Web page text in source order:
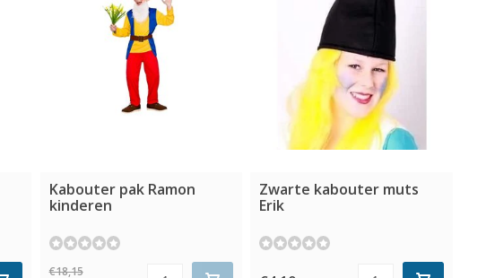
Kabouter pak Ramon
kinderen
€18,15
Zwarte kabouter muts
Erik